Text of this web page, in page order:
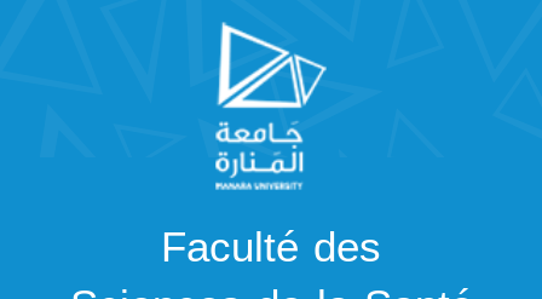
Faculté des